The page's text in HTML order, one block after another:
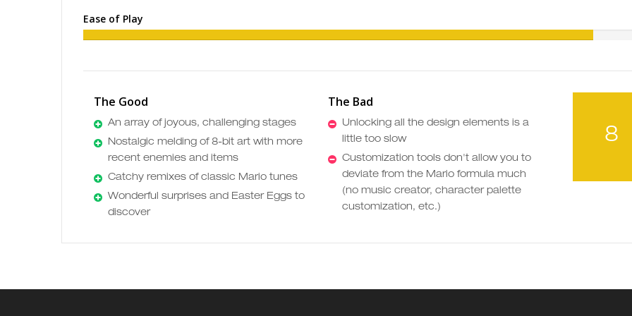
Ease of Play
8
The Good
An array of joyous, challenging stages
Nostalgic melding of 8-bit art with more
recent enemies and items
Catchy remixes of classic Mario tunes
Wonderful surprises and Easter Eggs to
discover
The Bad
Unlocking all the design elements is a
little too slow
Customization tools don't allow you to
deviate from the Mario formula much
(no music creator, character palette
customization, etc.)